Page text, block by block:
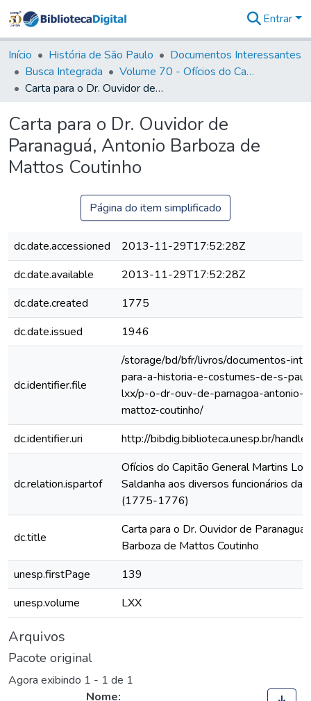
&
Coleções
Tudo na
Biblioteca
Estatísticas
Entrar
Início História de São Paulo
Documentos Interessantes
Busca Integrada
Volume 70 - Ofícios do Capitão General Martins Lopes de Saldanha aos diversos funcionários da Capitania (1775-1776)
Carta para o Dr. Ouvidor de Paranaguá, Antonio Barboza de Mattos Coutinho
Carta para o Dr. Ouvidor de
Paranaguá, Antonio Barboza de
Mattos Coutinho
Página do item simplificado
dc.date.accessioned
2013-11-29T17:52:28Z
dc.date.available
2013-11-29T17:52:28Z
dc.date.created
1775
dc.date.issued
1946
dc.identifier.file
/storage/bd/bfr/livros/documentos-
para-a-historia-e-costumes-de-s-
lxx/p-o-dr-ouv-de-parnagoa-antonio-
mattoz-coutinho/
dc.identifier.uri
http://bibdig.biblioteca.unesp.br/
dc.relation.ispartof
Ofícios do Capitão General Martins
Saldanha aos diversos funcionários da
(1775-1776)
dc.title
Carta para o Dr. Ouvidor de
Barboza de Mattos Coutinho
unesp.firstPage
139
unesp.volume
LXX
Arquivos
Pacote original
Agora exibindo 1 - 1 de 1
Nome: